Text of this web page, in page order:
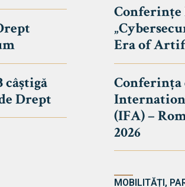
Admitere
Erasmus & Internațional
Știri
Echipa Facultății
Bibliotecă & Reviste
câștigă
Drept
Conferințe
Era of
Conferința
(IFA) –
2026
MOBILITĂȚI,